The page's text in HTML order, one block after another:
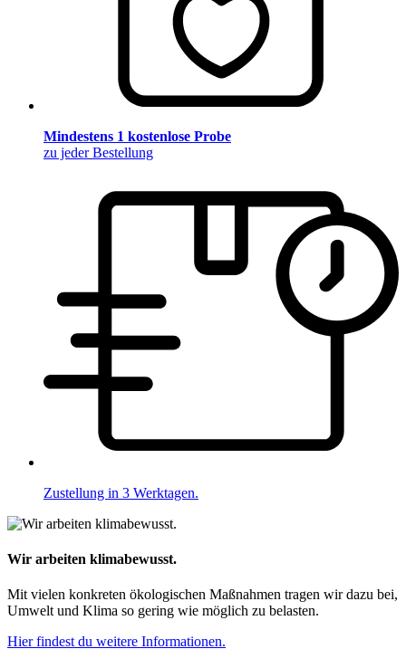
Mindestens 1 kostenlose Probe
zu jeder Bestellung
Zustellung in 3 Werktagen.
Wir arbeiten klimabewusst.
Mit vielen konkreten ökologischen Maßnahmen tragen wir dazu bei,
Umwelt und Klima so gering wie möglich zu belasten.
Hier findest du weitere Informationen.